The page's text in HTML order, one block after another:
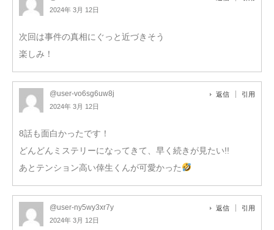
2024年 3月 12日
次回は事件の真相にぐっと近づきそう
楽しみ！
@user-vo6sg6uw8j
2024年 3月 12日
返信 引用
8話も面白かったです！
どんどんミステリーになってきて、早く続きが見たい!!
あとテンション高い倖生くんが可愛かった
@user-ny5wy3xr7y
2024年 3月 12日
返信 引用